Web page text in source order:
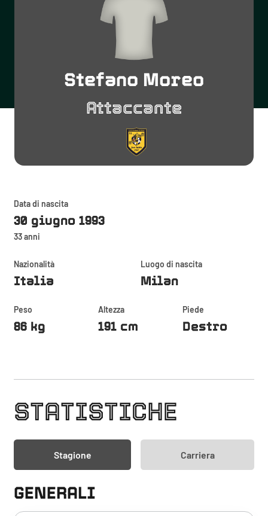
Stefano Moreo
Attaccante
Data di nascita
30 giugno 1993
33 anni
Nazionalità
Italia
Luogo di nascita
Milan
Peso
86 kg
Altezza
191 cm
Piede
Destro
STATISTICHE
Stagione Carriera
GENERALI